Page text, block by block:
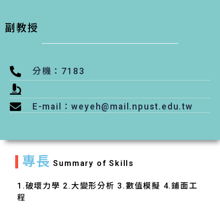
副教授
分機：7183
E-mail：weyeh@mail.npust.edu.tw
專長 Summary of Skills
1.破壞力學 2.大變形分析 3.數值模擬 4.鋪面工
程